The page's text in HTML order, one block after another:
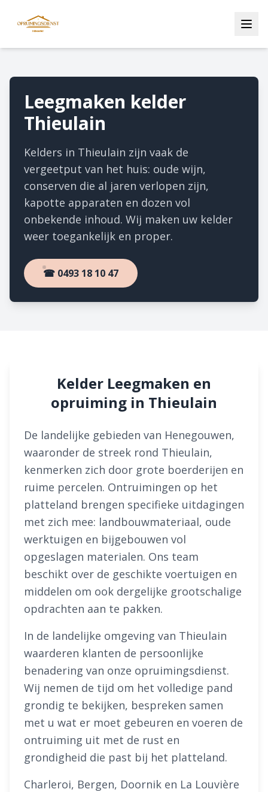
Leegmaken kelder
Thieulain
Kelders in Thieulain zijn vaak de
vergeetput van het huis: oude wijn,
conserven die al jaren verlopen zijn,
kapotte apparaten en dozen vol
onbekende inhoud. Wij maken uw kelder
weer toegankelijk en proper.
☎ 0493 18 10 47
Kelder Leegmaken en
opruiming in Thieulain
De landelijke gebieden van Henegouwen,
waaronder de streek rond Thieulain,
kenmerken zich door grote boerderijen en
ruime percelen. Ontruimingen op het
platteland brengen specifieke uitdagingen
met zich mee: landbouwmateriaal, oude
werktuigen en bijgebouwen vol
opgeslagen materialen. Ons team
beschikt over de geschikte voertuigen en
middelen om ook dergelijke grootschalige
opdrachten aan te pakken.
In de landelijke omgeving van Thieulain
waarderen klanten de persoonlijke
benadering van onze opruimingsdienst.
Wij nemen de tijd om het volledige pand
grondig te bekijken, bespreken samen
met u wat er moet gebeuren en voeren de
ontruiming uit met de rust en
grondigheid die past bij het platteland.
Charleroi, Bergen, Doornik en La Louvière